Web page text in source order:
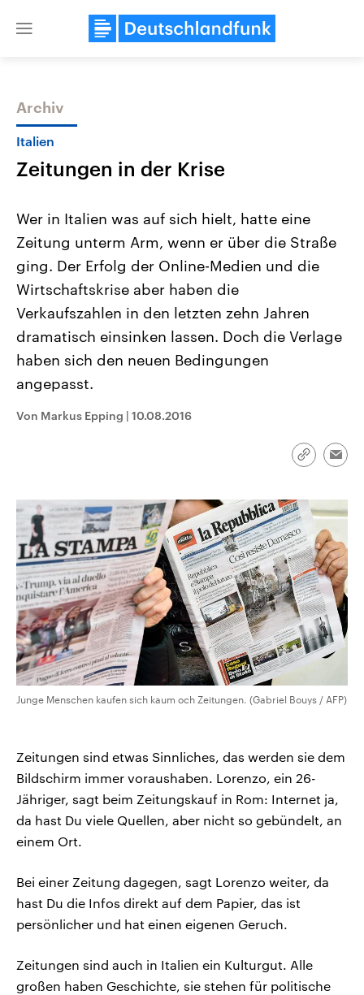
Close
Themen
Landtagswahl Sachsen-Anhalt
2026
Alle Informationen
Sachsen-Anhalt wählt am 6.
September 2026 einen neuen
Bundesland von einer Koalition aus
Umfragen, Prognosen,
und Hintergründe zu den Parteien
und Kandidaten der anstehenden
USA
Aktuelle Beiträge,
Hintergründe
Wirtschaftlich und
gehören die Vereinigten
den mächtigsten Ländern
mit großem Einfluss auf
Sendungen Programm
Archiv
Italien
Zeitungen in der Krise
Wer in Italien was auf sich hielt, hatte eine
Zeitung unterm Arm, wenn er über die Straße
ging. Der Erfolg der Online-Medien und die
Wirtschaftskrise aber haben die
Verkaufszahlen in den letzten zehn Jahren
dramatisch einsinken lassen. Doch die Verlage
haben sich den neuen Bedingungen
angepasst.
Von Markus Epping | 10.08.2016
Link
Junge Menschen kaufen sich kaum och Zeitungen. (Gabriel Bouys / AFP)
Zeitungen sind etwas Sinnliches, das werden sie dem
Bildschirm immer voraushaben. Lorenzo, ein 26-
Jähriger, sagt beim Zeitungskauf in Rom: Internet ja,
da hast Du viele Quellen, aber nicht so gebündelt, an
einem Ort.
Bei einer Zeitung dagegen, sagt Lorenzo weiter, da
hast Du die Infos direkt auf dem Papier, das ist
persönlicher und hat einen eigenen Geruch.
Zeitungen sind auch in Italien ein Kulturgut. Alle
großen haben Geschichte, sie stehen für politische